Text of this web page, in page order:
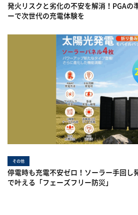
発火リスクと劣化の不安を解消！PGAの
ーで次世代の充電体験を
その他
停電時も充電不安ゼロ！ソーラー手回し
で叶える「フェーズフリー防災」